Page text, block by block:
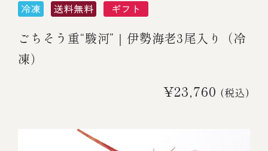
ごちそう重“駿河”｜伊勢海老3尾入り（冷
凍）
¥23,760 (税込)